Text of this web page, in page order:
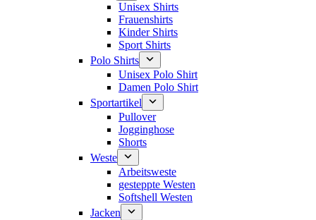
Unisex Shirts
Frauenshirts
Kinder Shirts
Sport Shirts
Polo Shirts
Unisex Polo Shirt
Damen Polo Shirt
Sportartikel
Pullover
Jogginghose
Shorts
Weste
Arbeitsweste
gesteppte Westen
Softshell Westen
Jacken